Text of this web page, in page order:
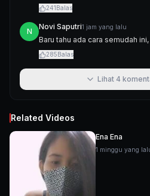
241 Balas
N
Novi Saputri1 jam yang lalu
Baru tahu ada cara semudah
285 Balas
Lihat 4
Related Videos
Ena Ena
1 minggu yang